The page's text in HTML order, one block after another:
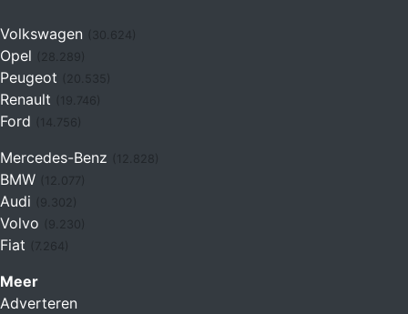
Volkswagen (30.624)
Opel
Peugeot
Renault (19.746)
Ford (14.756)
Mercedes-Benz
BMW
Audi
Volvo
Fiat (7.264)
Meer
Adverteren